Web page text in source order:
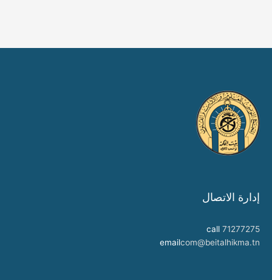
إدارة الاتصال
call 71277275
emailcom@beitalhikma.tn